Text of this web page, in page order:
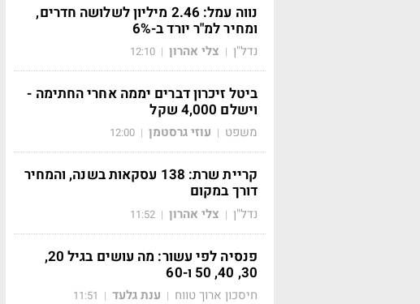
נווה עמל: 2.46 מיליון לשלושה חדרים,
ומחיר למ"ר יורד ב-6%
נדל"ן | צלי אהרון |
12:10
ביטל זיכרון דברים יממה אחרי החתימה -
וישלם 4,000 שקל
משפט | עוזי גרסטמן |
12:00
קריית שרת: 138 עסקאות בשנה, והמחיר
דורך במקום
נדל"ן | צלי אהרון |
11:52
פנסיה לפי עשור: מה עושים בגיל 20,
30, 40, 50 ו-60
חיסכון ארוך טווח | ענת גלעד |
11:51